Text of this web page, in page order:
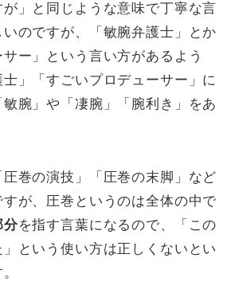
が」と同じような意味で丁寧な言
のですが、「敏腕弁護士」とか
サー」という言い方があるよう
」「すごいプロデューサー」に
腕」や「凄腕」「腕利き」をあ
圧巻の演技」「圧巻の末脚」など
が、圧巻というのは全体の中で
分を指す言葉になるので、「この
という使い方は正しくないとい